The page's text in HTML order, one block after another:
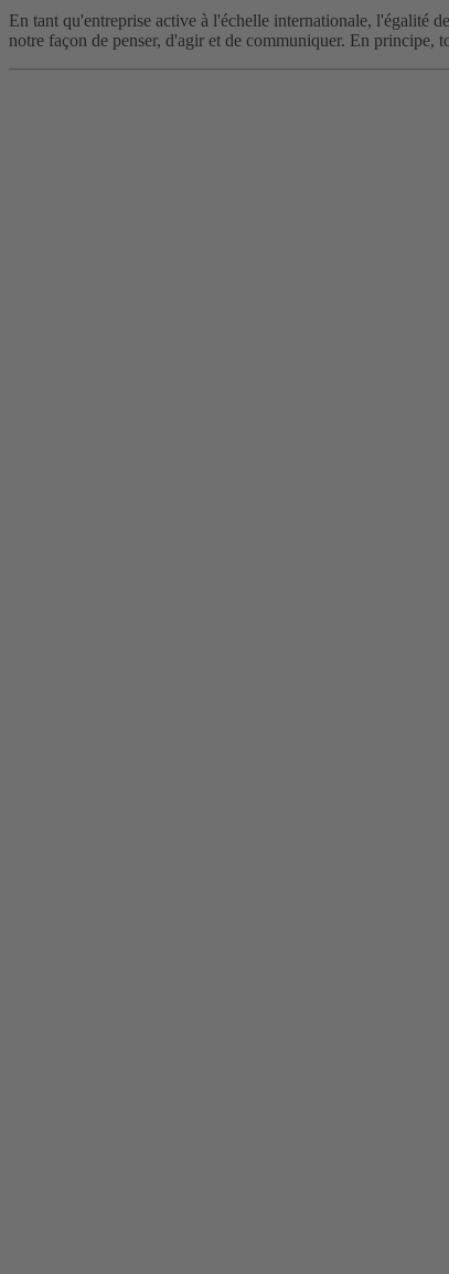
En tant qu'entreprise active à l'échelle internationale, l'égalité
notre façon de penser, d'agir et de communiquer. En principe,